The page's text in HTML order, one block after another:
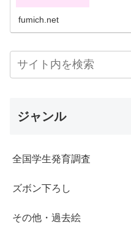
fumich.net
ジャンル
全国学生発育調査
ズボン下ろし
その他・過去絵